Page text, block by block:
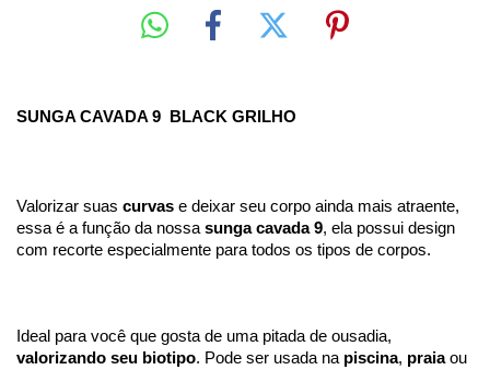
SUNGA CAVADA 9  BLACK GRILHO
Valorizar suas curvas e deixar seu corpo ainda mais atraente,
essa é a função da nossa sunga cavada 9, ela possui design
com recorte especialmente para todos os tipos de corpos.
valorizando seu biotipo. Pode ser usada na piscina, praia